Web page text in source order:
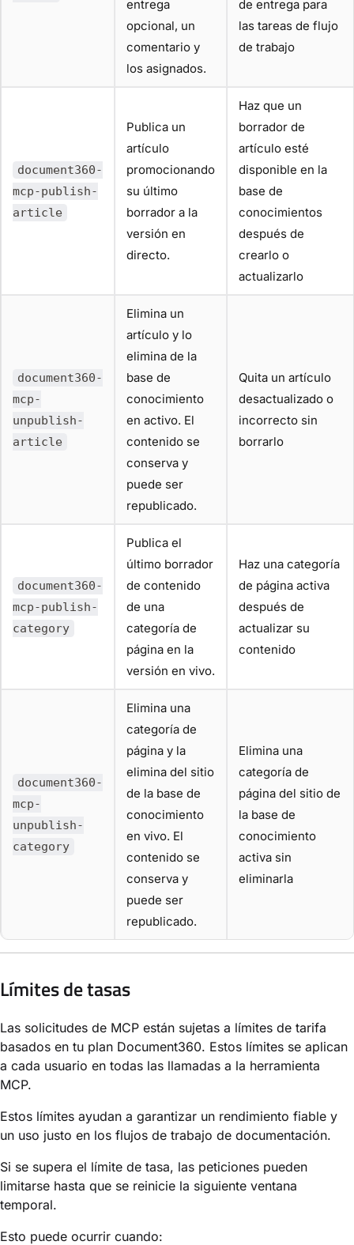
entrega
opcional, un
comentario y
los asignados.
de entrega para
las tareas de flujo
de trabajo
document360-
mcp-publish-
article
Publica un
artículo
promocionando
su último
borrador a la
versión en
directo.
Haz que un
borrador de
artículo esté
disponible en la
base de
conocimientos
después de
crearlo o
actualizarlo
document360-
mcp-
unpublish-
article
Elimina un
artículo y lo
elimina de la
base de
conocimiento
en activo. El
contenido se
conserva y
puede ser
republicado.
Quita un artículo
desactualizado o
incorrecto sin
borrarlo
document360-
mcp-publish-
category
Publica el
último borrador
de contenido
de una
categoría de
página en la
versión en vivo.
Haz una categoría
de página activa
después de
actualizar su
contenido
document360-
mcp-
unpublish-
category
Elimina una
categoría de
página y la
elimina del sitio
de la base de
conocimiento
en vivo. El
contenido se
conserva y
puede ser
republicado.
Elimina una
categoría de
página del sitio de
la base de
conocimiento
activa sin
eliminarla
Límites de tasas
Las solicitudes de MCP están sujetas a límites de tarifa
basados en tu plan Document360. Estos límites se aplican
a cada usuario en todas las llamadas a la herramienta
MCP.
Estos límites ayudan a garantizar un rendimiento fiable y
un uso justo en los flujos de trabajo de documentación.
Si se supera el límite de tasa, las peticiones pueden
limitarse hasta que se reinicie la siguiente ventana
temporal.
Esto puede ocurrir cuando: